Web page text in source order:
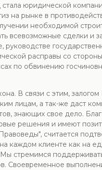
юридической
на рынке в
необходимой
всевозможные сделки и
руководстве
расправы со
по обвинению
В связи с этим, залогом
лицам, а так-же даст
знающих свое дело.
решения и имеют
считается
каждом клиенте как на
Мы стремимся
Своевременное